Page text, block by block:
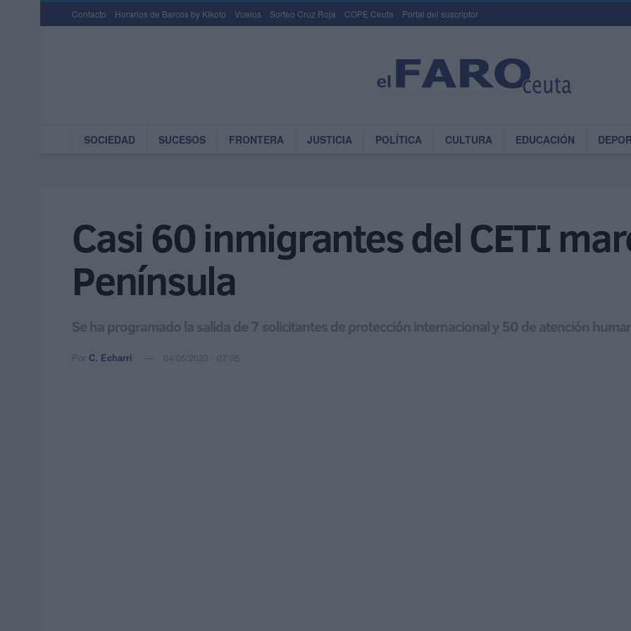
Contacto Horarios de Barcos by Kikoto Vuelos Sorteo Cruz Roja COPE Ceuta Portal del suscriptor
SOCIEDAD SUCESOS FRONTERA JUSTICIA POLÍTICA CULTURA EDUCACIÓN
Casi 60 inmigrantes del CETI
Península
Se ha programado la salida de 7 solicitantes de protección internacional y 50 de atención
Por C. Echarri 04/05/2023 - 07:05